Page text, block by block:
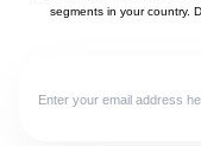
segments in your country.